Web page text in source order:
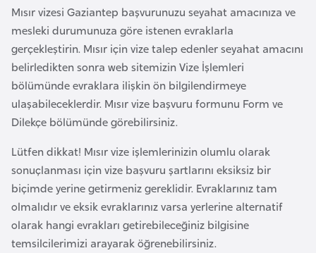
Mısır vizesi Gaziantep başvurunuzu seyahat amacınıza ve
mesleki durumunuza göre istenen evraklarla
gerçekleştirin. Mısır için vize talep edenler seyahat amacını
belirledikten sonra web sitemizin Vize İşlemleri
bölümünde evraklara ilişkin ön bilgilendirmeye
ulaşabileceklerdir. Mısır vize başvuru formunu Form ve
Dilekçe bölümünde görebilirsiniz.
Lütfen dikkat! Mısır vize işlemlerinizin olumlu olarak
sonuçlanması için vize başvuru şartlarını eksiksiz bir
biçimde yerine getirmeniz gereklidir. Evraklarınız tam
olmalıdır ve eksik evraklarınız varsa yerlerine alternatif
olarak hangi evrakları getirebileceğiniz bilgisine
temsilcilerimizi arayarak öğrenebilirsiniz.
r
e
y
n
B
n
g
l
a
d
e